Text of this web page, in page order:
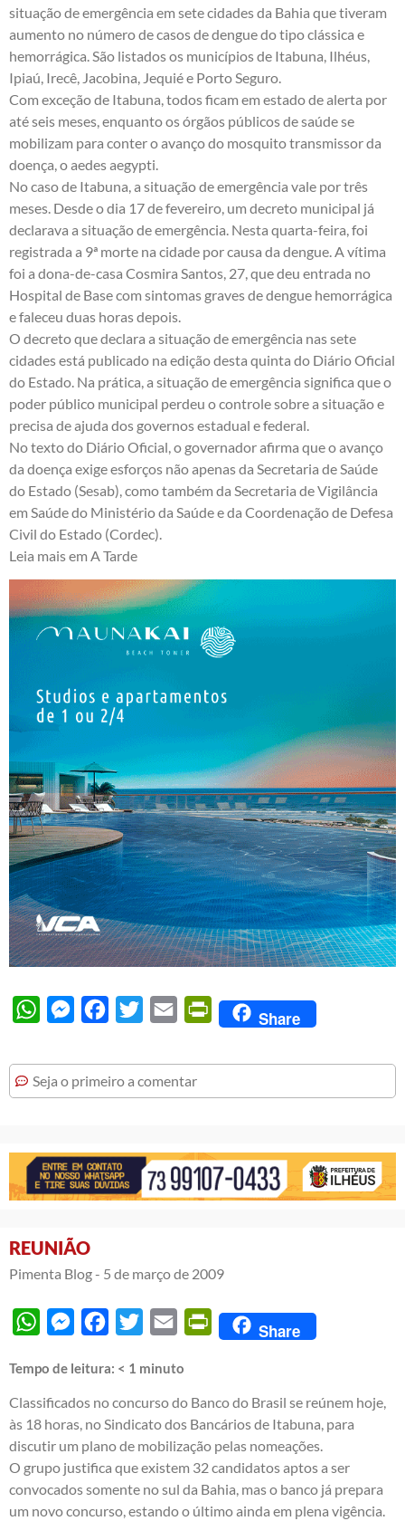
situação de emergência em sete cidades da Bahia que tiveram
aumento no número de casos de dengue do tipo clássica e
hemorrágica. São listados os municípios de Itabuna, Ilhéus,
Ipiaú, Irecê, Jacobina, Jequié e Porto Seguro.
Com exceção de Itabuna, todos ficam em estado de alerta por
até seis meses, enquanto os órgãos públicos de saúde se
mobilizam para conter o avanço do mosquito transmissor da
doença, o aedes aegypti.
No caso de Itabuna, a situação de emergência vale por três
meses. Desde o dia 17 de fevereiro, um decreto municipal já
declarava a situação de emergência. Nesta quarta-feira, foi
registrada a 9ª morte na cidade por causa da dengue. A vítima
foi a dona-de-casa Cosmira Santos, 27, que deu entrada no
Hospital de Base com sintomas graves de dengue hemorrágica
e faleceu duas horas depois.
O decreto que declara a situação de emergência nas sete
cidades está publicado na edição desta quinta do Diário Oficial
do Estado. Na prática, a situação de emergência significa que o
poder público municipal perdeu o controle sobre a situação e
precisa de ajuda dos governos estadual e federal.
No texto do Diário Oficial, o governador afirma que o avanço
da doença exige esforços não apenas da Secretaria de Saúde
do Estado (Sesab), como também da Secretaria de Vigilância
em Saúde do Ministério da Saúde e da Coordenação de Defesa
Civil do Estado (Cordec).
Leia mais em A Tarde
WhatsAppMessengerFacebook
Twitter Email PrintFriendly
Share
Seja o primeiro a comentar
REUNIÃO
Pimenta Blog - 5 de março de 2009
WhatsAppMessengerFacebook
Twitter Email PrintFriendly
Share
Tempo de leitura: < 1 minuto
Classificados no concurso do Banco do Brasil se reúnem hoje,
às 18 horas, no Sindicato dos Bancários de Itabuna, para
discutir um plano de mobilização pelas nomeações.
O grupo justifica que existem 32 candidatos aptos a ser
convocados somente no sul da Bahia, mas o banco já prepara
um novo concurso, estando o último ainda em plena vigência.